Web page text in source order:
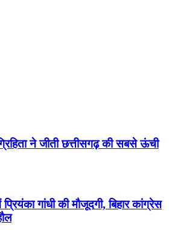
ग्रिहिता ने जीती छत्तीसगढ़ की सबसे ऊंची
प्रियंका गांधी की मौजूदगी, बिहार कांग्रेस